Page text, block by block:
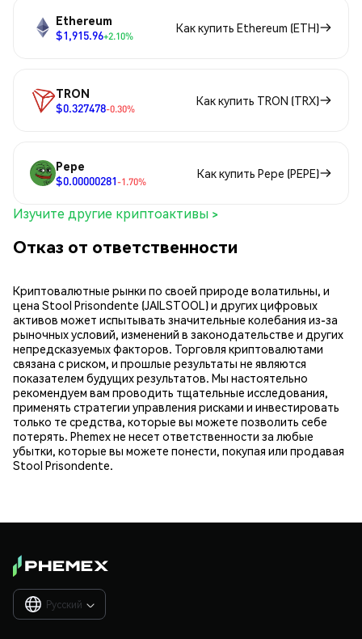
Ethereum
$1,915.96+2.10%
Как купить Ethereum (ETH)
TRON
$0.327478-0.30%
Как купить TRON (TRX)
Pepe
$0.00000281-1.70%
Как купить Pepe (PEPE)
Изучите другие криптоактивы >
Отказ от ответственности
Криптовалютные рынки по своей природе волатильны, и
цена Stool Prisondente (JAILSTOOL) и других цифровых
активов может испытывать значительные колебания из-за
рыночных условий, изменений в законодательстве и других
непредсказуемых факторов. Торговля криптовалютами
связана с риском, и прошлые результаты не являются
показателем будущих результатов. Мы настоятельно
рекомендуем вам проводить тщательные исследования,
применять стратегии управления рисками и инвестировать
только те средства, которые вы можете позволить себе
потерять. Phemex не несет ответственности за любые
убытки, которые вы можете понести, покупая или продавая
Stool Prisondente.
Русский 